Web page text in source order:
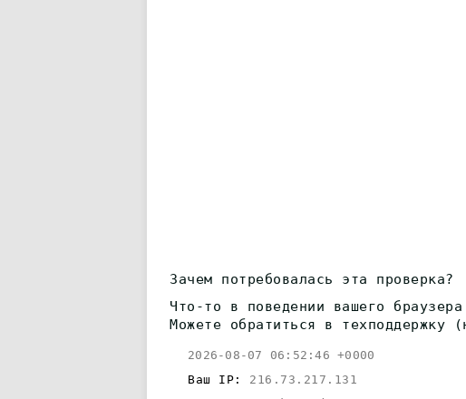
Зачем потребовалась эта проверка?
Что-то в поведении вашего
Можете обратиться в техподдержку
2026-08-07 06:52:46 +0000
Ваш IP: 216.73.217.131